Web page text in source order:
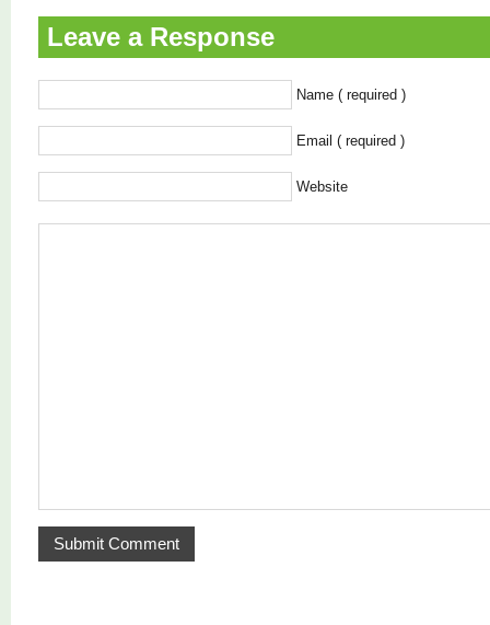
Leave a Response
Name ( required )
Email ( required )
Website